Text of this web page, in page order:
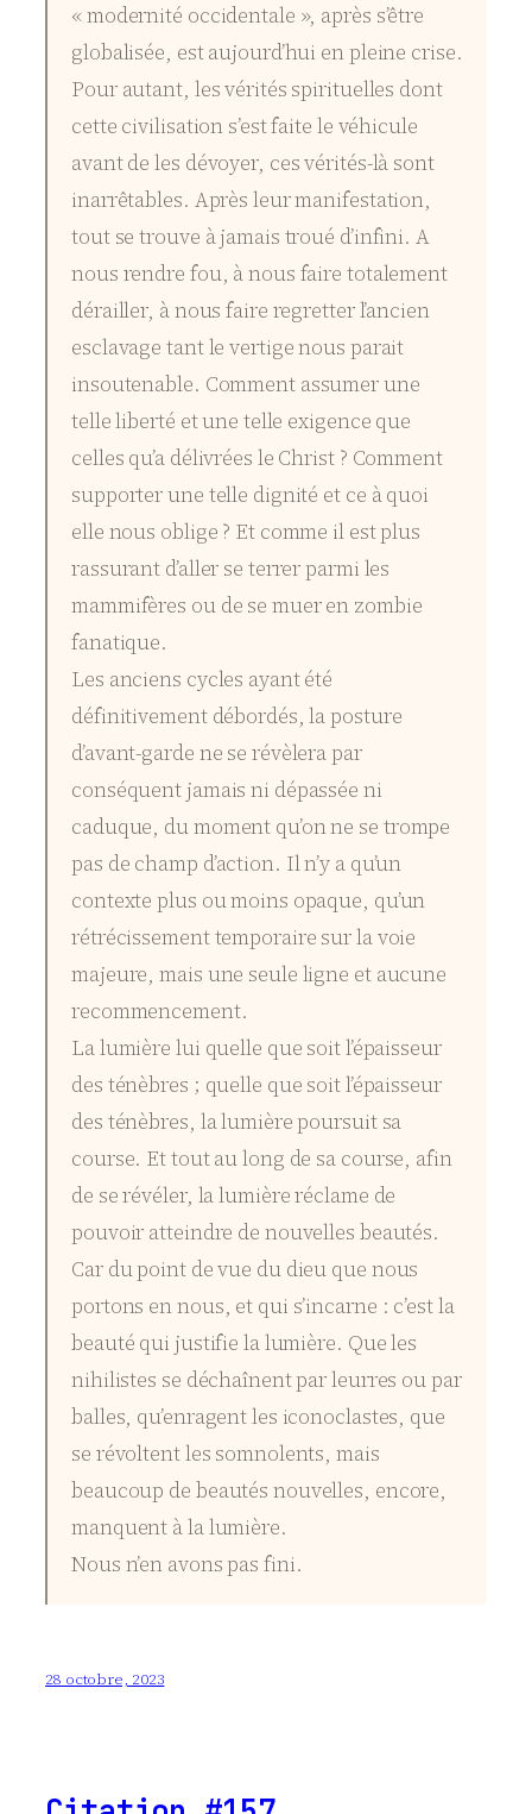
« modernité occidentale », après s’être
globalisée, est aujourd’hui en pleine crise.
Pour autant, les vérités spirituelles dont
cette civilisation s’est faite le véhicule
avant de les dévoyer, ces vérités-là sont
inarrêtables. Après leur manifestation,
tout se trouve à jamais troué d’infini. A
nous rendre fou, à nous faire totalement
dérailler, à nous faire regretter l’ancien
esclavage tant le vertige nous parait
insoutenable. Comment assumer une
telle liberté et une telle exigence que
celles qu’a délivrées le Christ ? Comment
supporter une telle dignité et ce à quoi
elle nous oblige ? Et comme il est plus
rassurant d’aller se terrer parmi les
mammifères ou de se muer en zombie
fanatique.
Les anciens cycles ayant été
définitivement débordés, la posture
d’avant-garde ne se révèlera par
conséquent jamais ni dépassée ni
caduque, du moment qu’on ne se trompe
pas de champ d’action. Il n’y a qu’un
contexte plus ou moins opaque, qu’un
rétrécissement temporaire sur la voie
majeure, mais une seule ligne et aucune
recommencement.
La lumière lui quelle que soit l’épaisseur
des ténèbres ; quelle que soit l’épaisseur
des ténèbres, la lumière poursuit sa
course. Et tout au long de sa course, afin
de se révéler, la lumière réclame de
pouvoir atteindre de nouvelles beautés.
Car du point de vue du dieu que nous
portons en nous, et qui s’incarne : c’est la
beauté qui justifie la lumière. Que les
nihilistes se déchaînent par leurres ou par
balles, qu’enragent les iconoclastes, que
se révoltent les somnolents, mais
beaucoup de beautés nouvelles, encore,
manquent à la lumière.
Nous n’en avons pas fini.
28 octobre, 2023